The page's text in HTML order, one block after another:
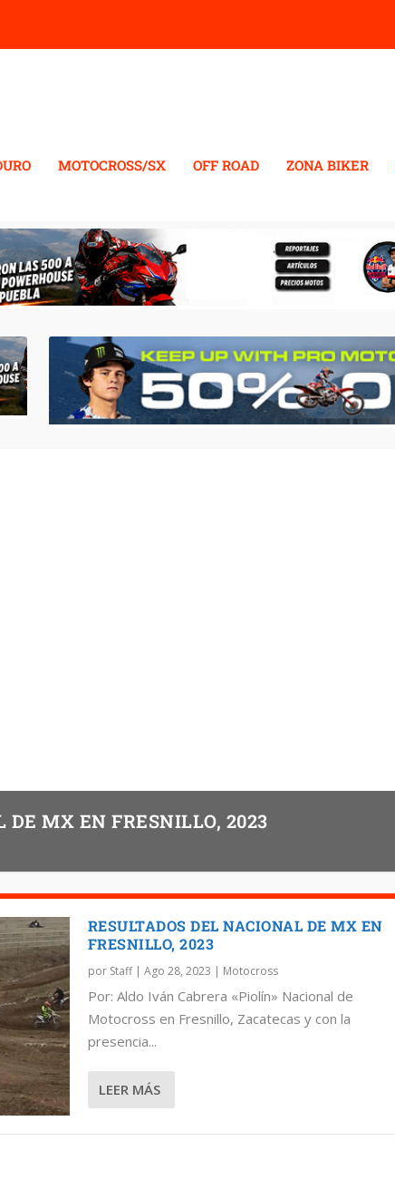
MOTOCROSS/SX OFF ROAD ZONA BIKER
DE MX EN FRESNILLO, 2023
RESULTADOS DEL NACIONAL DE MX EN
FRESNILLO, 2023
por Staff| Ago 28, 2023 | Motocross
Por: Aldo Iván Cabrera «Piolín» Nacional de
Motocross en Fresnillo, Zacatecas y con la
presencia...
LEER MÁS